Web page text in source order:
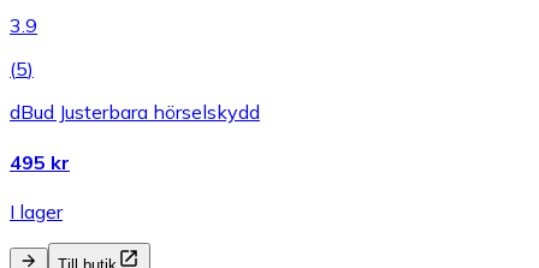
3.9
(5)
dBud Justerbara hörselskydd
495 kr
I lager